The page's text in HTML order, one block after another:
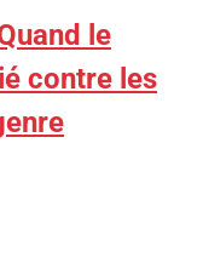
le
contre les